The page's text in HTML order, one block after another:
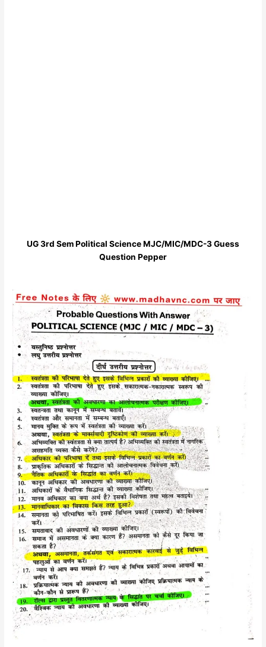
UG 3rd Sem Political Science MJC/MIC/MDC-3 Guess
Question Pepper